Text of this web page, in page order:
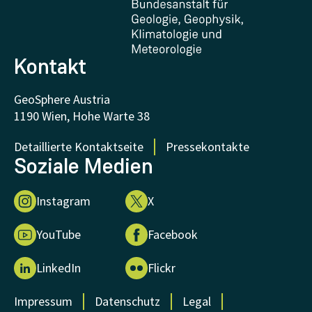
FAQ - Häufig gestellte Fragen
Forschung unterstützen
Kontakt
GeoSphere Austria
1190 Wien, Hohe Warte 38
Detaillierte Kontaktseite
Pressekontakte
Soziale Medien
Instagram X
YouTube Facebook
LinkedIn Flickr
Impressum Datenschutz
Legal